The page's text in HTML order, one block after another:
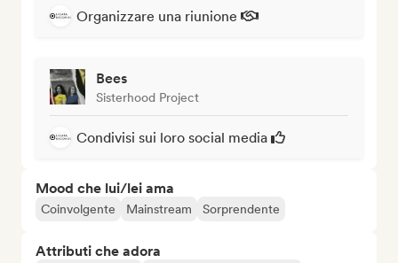
Organizzare una riunione
Bees
Sisterhood Project
Condivisi sui loro social media
Mood che lui/lei ama
Coinvolgente Mainstream Sorprendente
Attributi che adora